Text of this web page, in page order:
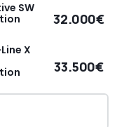
SW
32.000€
X
33.500€